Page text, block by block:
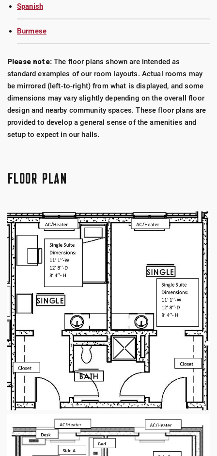
Spanish
Burmese
Please note:The floor plans shown are intended as
standard examples of our room layouts. Actual rooms may
be mirrored (left-to-right) from what is displayed, and some
dimensions may vary slightly depending on the overall floor
design and nearby community spaces. These floor plans are
provided to develop a general sense of the amenities and
setup to expect in our halls.
FLOOR PLAN